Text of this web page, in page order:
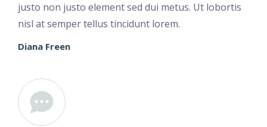
Diana Freen
justo non justo element sed dui metus. Ut lobortis
nisl at semper tellus tincidunt lorem.